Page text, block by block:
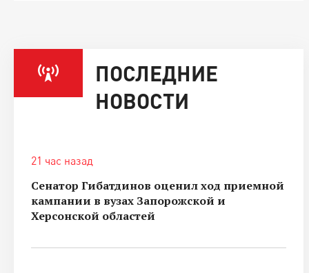
ПОСЛЕДНИЕ
НОВОСТИ
21 час назад
Сенатор Гибатдинов оценил ход приемной
кампании в вузах Запорожской и
Херсонской областей